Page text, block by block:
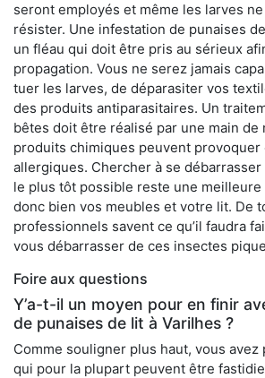
seront employés et même les larves
résister. Une infestation de punaises
un fléau qui doit être pris au sérieux
propagation. Vous ne serez jamais
tuer les larves, de déparasiter vos
des produits antiparasitaires. Un
bêtes doit être réalisé par une main de
produits chimiques peuvent provoquer
allergiques. Chercher à se
le plus tôt possible reste une
donc bien vos meubles et votre lit. De
professionnels savent ce qu’il faudra
vous débarrasser de ces insectes
Foire aux questions
Y’a-t-il un moyen pour en finir
de punaises de lit à Varilhes ?
Comme souligner plus haut, vous avez
qui pour la plupart peuvent être